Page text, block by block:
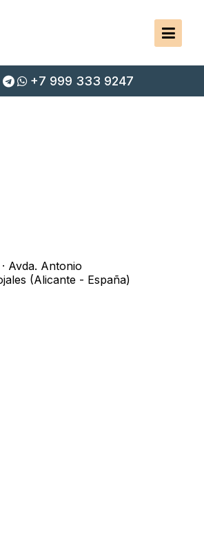
+7 999 333 9247
Avda. Antonio
(Alicante - España)